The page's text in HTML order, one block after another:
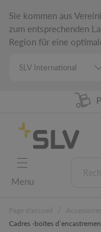
Sie kommen aus
zum entsprechenden
Region für eine
Menu
Cadres -boîtes